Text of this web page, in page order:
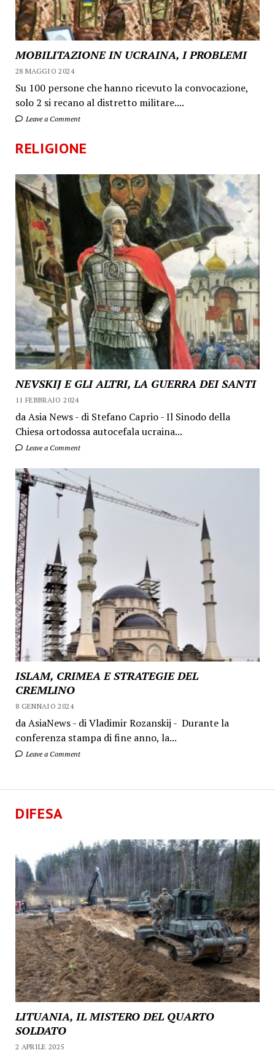
MOBILITAZIONE IN UCRAINA, I PROBLEMI
28 MAGGIO 2024
Su 100 persone che hanno ricevuto la convocazione,
solo 2 si recano al distretto militare....
Leave a Comment
RELIGIONE
NEVSKIJ E GLI ALTRI, LA GUERRA DEI SANTI
11 FEBBRAIO 2024
da Asia News - di Stefano Caprio - Il Sinodo della
Chiesa ortodossa autocefala ucraina...
Leave a Comment
ISLAM, CRIMEA E STRATEGIE DEL
CREMLINO
8 GENNAIO 2024
da AsiaNews - di Vladimir Rozanskij - Durante la
conferenza stampa di fine anno, la...
Leave a Comment
DIFESA
LITUANIA, IL MISTERO DEL QUARTO
SOLDATO
2 APRILE 2025